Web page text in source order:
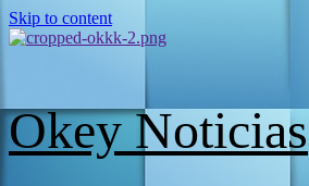
Skip to content
Okey Noticias